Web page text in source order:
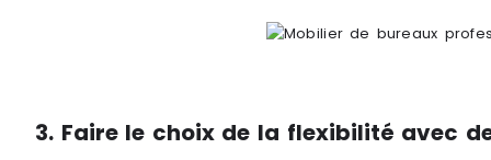
3. Faire le choix de la flexibilité avec